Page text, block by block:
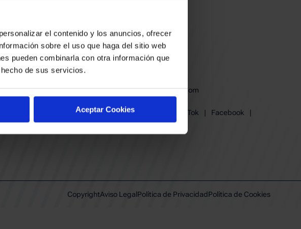
el contenido y los anuncios, ofrecer
sobre el uso que haga del sitio web
pueden combinarla con otra información que
de sus servicios.
Aceptar Cookies
BASKONIA-ALAVÉS
Gasteiz
baskonia@baskonia.com
Instagram
TikTok | Facebook
|
Youtube
| Linkedin
CopyrightAviso LegalPolítica de PrivacidadPolítica de Cookies